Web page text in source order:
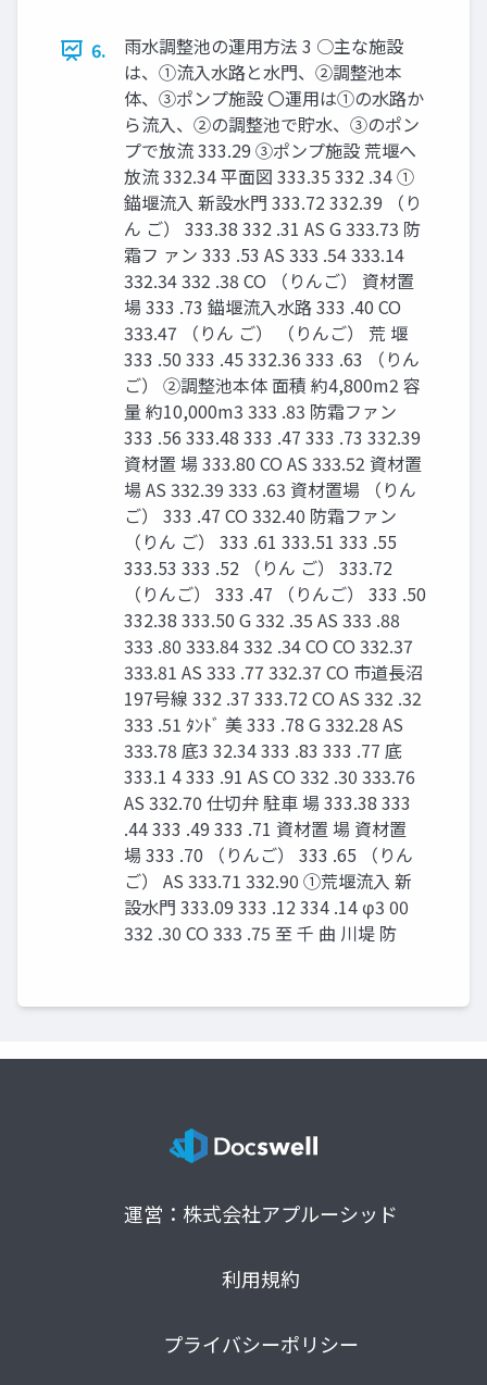
6.
雨水調整池の運用方法 3 ○主な施設
は、①流入水路と水門、②調整池本
体、③ポンプ施設 〇運用は①の水路か
ら流入、②の調整池で貯水、③のポン
プで放流 333.29 ③ポンプ施設 荒堰へ
放流 332.34 平面図 333.35 332 .34 ①
錨堰流入 新設水門 333.72 332.39 （り
ん ご） 333.38 332 .31 AS G 333.73 防
霜フ ァン 333 .53 AS 333 .54 333.14
332.34 332 .38 CO （りんご） 資材置
場 333 .73 錨堰流入水路 333 .40 CO
333.47 （りん ご） （りんご） 荒 堰
333 .50 333 .45 332.36 333 .63 （りん
ご） ②調整池本体 面積 約4,800m2 容
量 約10,000m3 333 .83 防霜ファン
333 .56 333.48 333 .47 333 .73 332.39
資材置 場 333.80 CO AS 333.52 資材置
場 AS 332.39 333 .63 資材置場 （りん
ご） 333 .47 CO 332.40 防霜ファン
（りん ご） 333 .61 333.51 333 .55
333.53 333 .52 （りん ご） 333.72
（りんご） 333 .47 （りんご） 333 .50
332.38 333.50 G 332 .35 AS 333 .88
333 .80 333.84 332 .34 CO CO 332.37
333.81 AS 333 .77 332.37 CO 市道長沼
197号線 332 .37 333.72 CO AS 332 .32
333 .51 ﾀﾝﾄﾞ 美 333 .78 G 332.28 AS
333.78 底3 32.34 333 .83 333 .77 底
333.1 4 333 .91 AS CO 332 .30 333.76
AS 332.70 仕切弁 駐車 場 333.38 333
.44 333 .49 333 .71 資材置 場 資材置
場 333 .70 （りんご） 333 .65 （りん
ご） AS 333.71 332.90 ①荒堰流入 新
設水門 333.09 333 .12 334 .14 φ3 00
332 .30 CO 333 .75 至 千 曲 川堤 防
運営：株式会社アプルーシッド
利用規約
プライバシーポリシー